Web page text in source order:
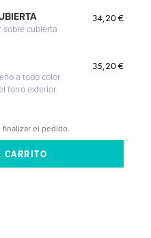
sobre cubierta
34,20 €
a todo color
forro exterior
35,20 €
finalizar el pedido.